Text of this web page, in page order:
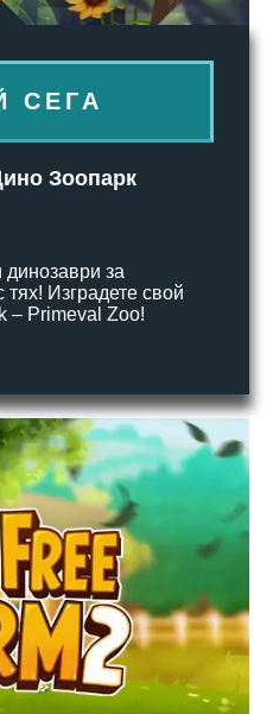
СЕГА
Зоопарк
за
Изградете свой
– Primeval Zoo!